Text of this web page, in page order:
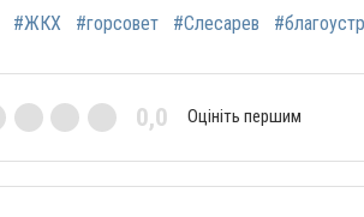
#ЖКХ #горсовет #Слесарев
0,0 Оцініть першим